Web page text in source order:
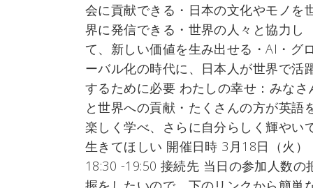
会に貢献できる・日本の文化やモノを
界に発信できる・世界の人々と協力し
て、新しい価値を生み出せる・AI・グロ
ーバル化の時代に、日本人が世界で活
するために必要 わたしの幸せ：みなさ
と世界への貢献・たくさんの方が英語
楽しく学べ、さらに自分らしく輝やい
生きてほしい 開催日時 3月18日（火）
18:30 -19:50 接続先 当日の参加人数の